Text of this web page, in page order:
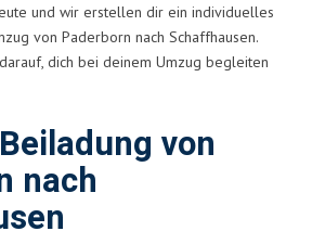
und wir erstellen dir ein individuelles
von Paderborn nach Schaffhausen.
dich bei deinem Umzug begleiten
von
nach